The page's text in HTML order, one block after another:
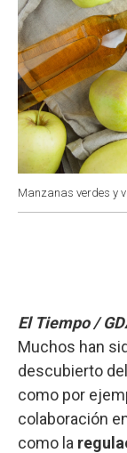
Manzanas verdes y
El Tiempo /
Muchos han
descubierto del
como por
colaboración
como la